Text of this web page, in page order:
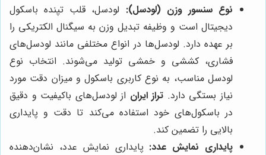
نوع سنسور وزن (لودسل): لودسل، قلب تپنده باسکول
دیجیتال است و وظیفه تبدیل وزن به سیگنال الکتریکی را
بر عهده دارد. لودسل‌ها در انواع مختلفی مانند لودسل‌های
فشاری، کششی و خمشی تولید می‌شوند. انتخاب نوع
لودسل مناسب، به نوع کاربری باسکول و میزان دقت مورد
نیاز بستگی دارد. تراز ایران از لودسل‌های باکیفیت و دقیق
در باسکول‌های خود استفاده می‌کند تا دقت و پایداری
بالایی را تضمین کند.
پایداری نمایش عدد: پایداری نمایش عدد، نشان‌دهنده